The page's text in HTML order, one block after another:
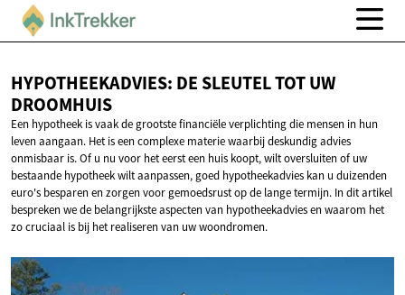
HYPOTHEEKADVIES: DE SLEUTEL TOTUW
DROOMHUIS
Een hypotheek is vaak de grootste financiële verplichting die mensen in hun
leven aangaan. Het is een complexe materie waarbij deskundig advies
onmisbaar is. Of u nu voor het eerst een huis koopt, wilt oversluiten of uw
bestaande hypotheek wilt aanpassen, goed hypotheekadvies kan u duizenden
euro's besparen en zorgen voor gemoedsrust op de lange termijn. In dit artikel
bespreken we de belangrijkste aspecten van hypotheekadvies en waarom het
zo cruciaal is bij het realiseren van uw woondromen.